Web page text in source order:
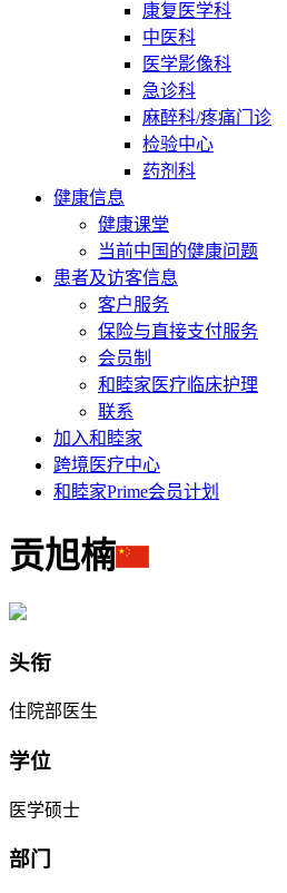
康复医学科
中医科
医学影像科
急诊科
麻醉科/疼痛门诊
检验中心
药剂科
健康信息
健康课堂
当前中国的健康问题
患者及访客信息
客户服务
保险与直接支付服务
会员制
和睦家医疗临床护理
联系
加入和睦家
跨境医疗中心
和睦家Prime会员计划
贡旭楠
头衔
住院部医生
学位
医学硕士
部门